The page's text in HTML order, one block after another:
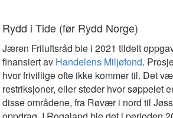
Rydd i Tide (før Rydd Norge)
Jæren Friluftsråd ble i 2021 tildelt
finansiert av Handelens Miljøfond.
hvor frivillige ofte ikke kommer til. Det
restriksjoner, eller steder hvor søppelet
disse områdene, fra Røvær i nord til